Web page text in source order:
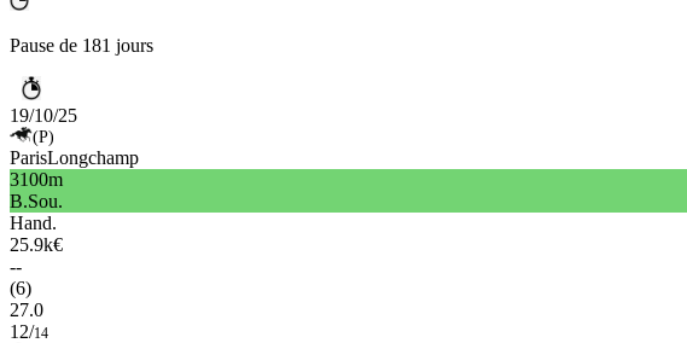
Pause de 181 jours
19/10/25
(P)
ParisLongchamp
3100m
B.Sou.
Hand.
25.9k€
--
(6)
27.0
12/14